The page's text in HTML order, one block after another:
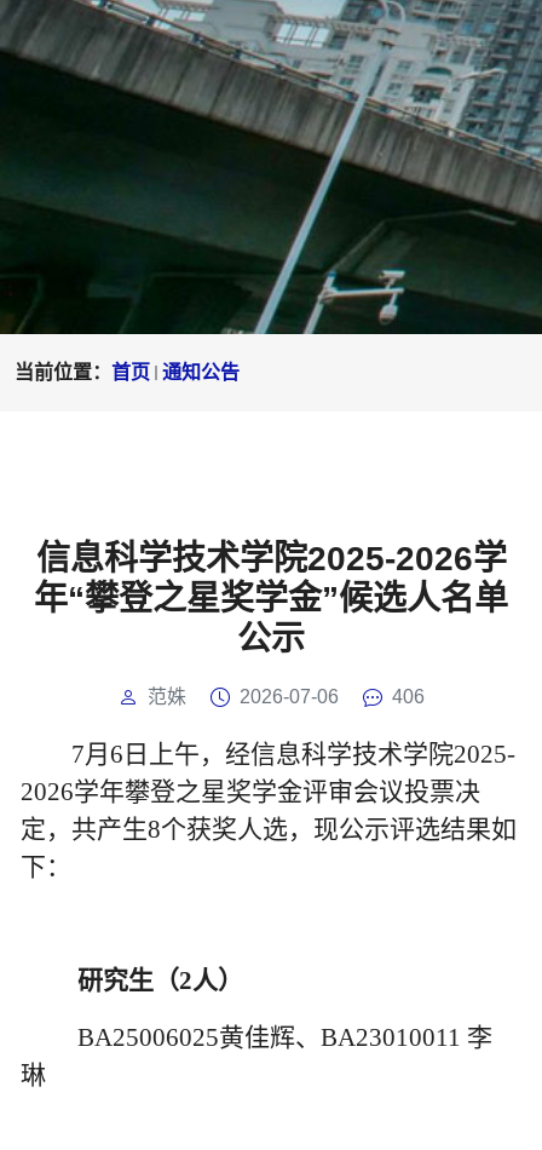
当前位置： 首页 通知公告
信息科学技术学院2025-2026学
年“攀登之星奖学金”候选人名单
公示
范姝 2026-07-06 406
7月 6 日上午，经信息科学技术学院2025-
2026学年攀登之星奖学金评审会议投票决
定，共产生8个获奖人选，现公示评选结果如
下：
研究生（2人）
BA25006025黄佳辉、 BA23010011 李
琳